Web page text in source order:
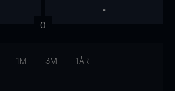
-
0
1M 3M 1ÅR